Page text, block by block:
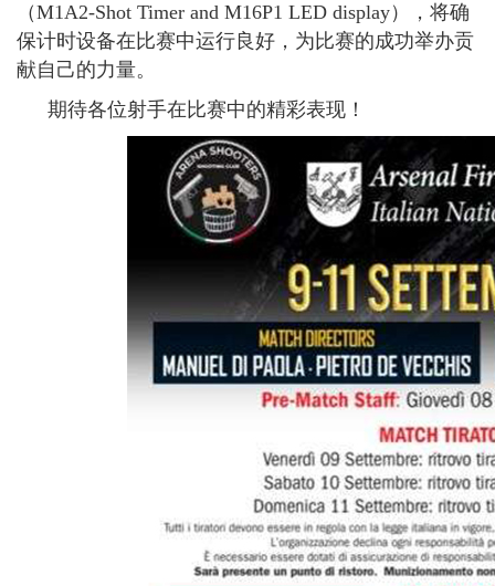
（M1A2-Shot Timer and M16P1 LED display），将确
保计时设备在比赛中运行良好，为比赛的成功举办贡
献自己的力量。
期待各位射手在比赛中的精彩表现！